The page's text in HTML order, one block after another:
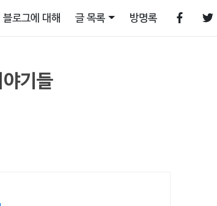
블로그에 대해 글 목록 방명록
기들